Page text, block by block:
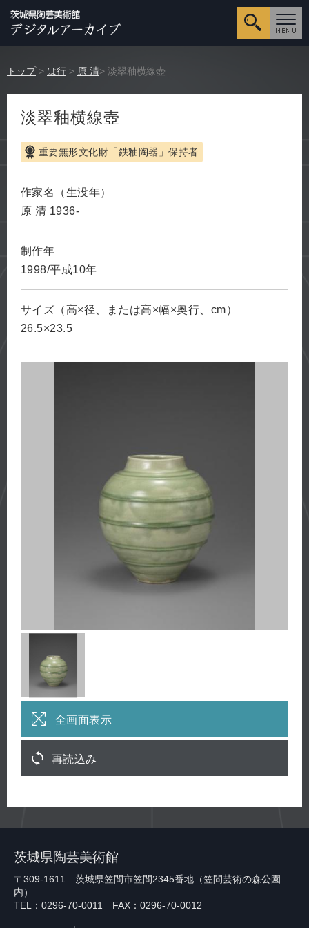
詳細検
トップ > は行 > 原 清> 淡翠釉横線壺
淡翠釉横線壺
重要無形文化財「鉄釉陶器」保持者
作家名（生没年）
原 清 1936-
制作年
1998/平成10年
サイズ（高×径、または高×幅×奥行、cm）
26.5×23.5
全画面表示
再読込み
茨城県陶芸美術館
〒309-1611 茨城県笠間市笠間2345番地（笠間芸術の森公園
内）
TEL：0296-70-0011 FAX：0296-70-0012